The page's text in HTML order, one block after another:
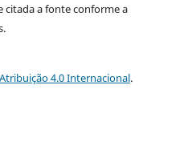
citada a fonte conforme a
4.0 Internacional.